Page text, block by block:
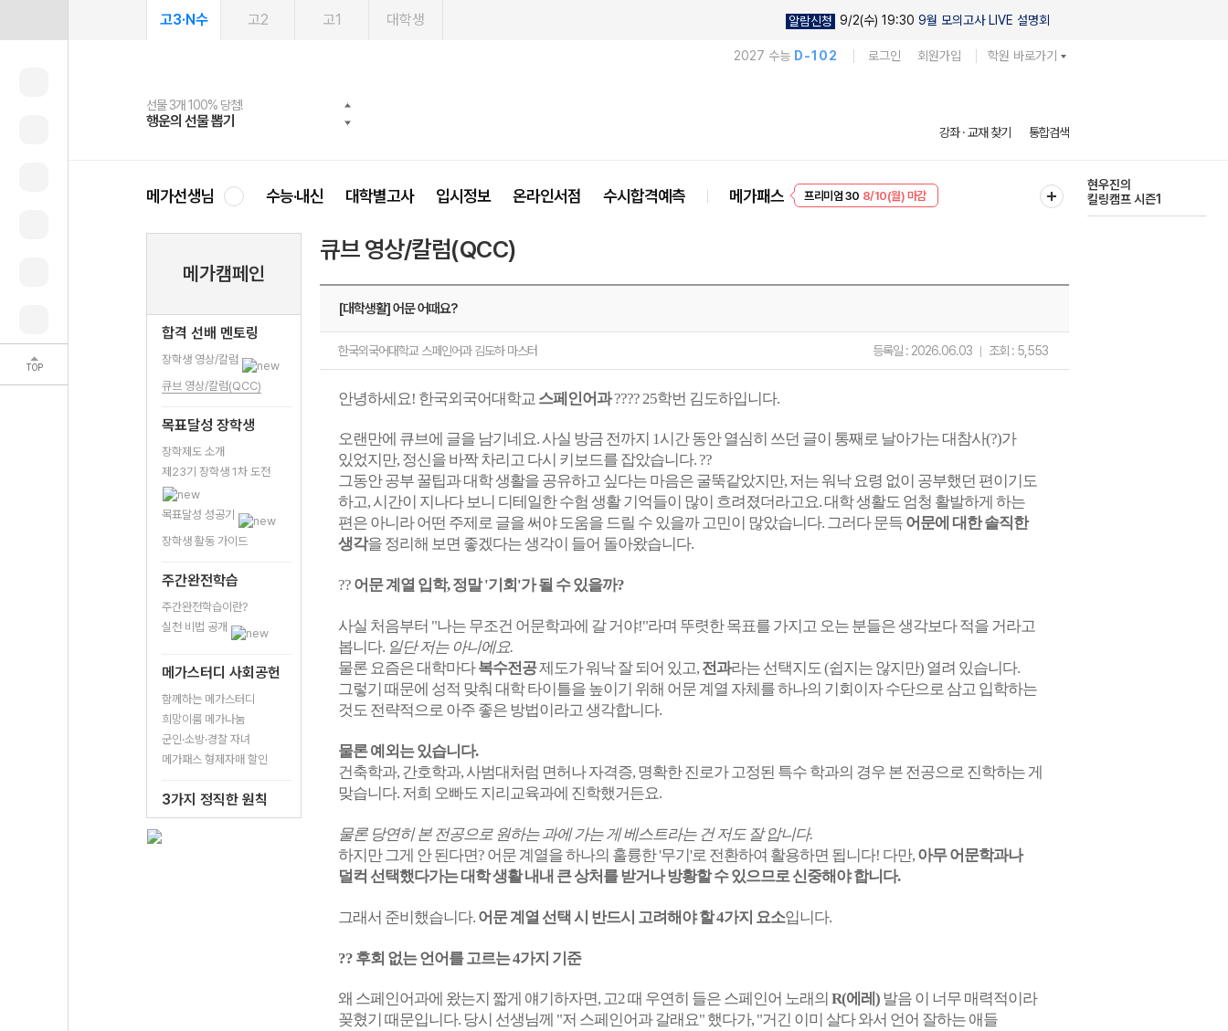
TOP
고3·N수 고2 고1 대학생 알람신청 9/2(수) 19:30 9월 모의고사 LIVE 설명회
2027 수능 D-102 로그인 회원가입 학원 바로가기
메가스터디
선물 3개 100% 당첨!
행운의 선물 뽑기
선물 100% 증정!
메가스터디 X 올리브
여름방학 스터디 캐시백
메가런 썸머스쿨
2027 러셀 단과
강사 공개선발
스마트러닝앱
설문 EVENT
메가패스
3일 무료 체험권
메가패스 수강생 무료혜택!
메가클럽 멤버십
사회공헌 캠페인
희망이룸 메가나눔
강좌 · 교재 찾기 통합검색
메가선생님 수능·내신 대학별고사 입시정보 온라인서점 수시합격예측 메가패스
EVENT 8/10(월) 마감
다채로운 난도
실전 모의고사
메가캠페인
합격 선배 멘토링
장학생 영상/칼럼
큐브 영상/칼럼(QCC)
목표달성 장학생
장학제도 소개
제23기 장학생 1차 도전
목표달성 성공기
장학생 활동 가이드
주간완전학습
주간완전학습이란?
실천 비법 공개
메가스터디 사회공헌
함께하는 메가스터디
희망이룸 메가나눔
군인·소방·경찰 자녀
메가패스 형제자매 할인
3가지 정직한 원칙
큐브 영상/칼럼(QCC)
[대학생활] 어문 어때요?
한국외국어대학교 스페인어과 김도하 마스터 등록일 : 2026.06.03 조회 : 5,553
안녕하세요! 한국외국어대학교 스페인어과???? 25학번 김도하입니다.
오랜만에 큐브에 글을 남기네요. 사실 방금 전까지 1시간 동안 열심히 쓰던 글이 통째로 날아가는 대참사(?)가
있었지만, 정신을 바짝 차리고 다시 키보드를 잡았습니다. ??
그동안 공부 꿀팁과 대학 생활을 공유하고 싶다는 마음은 굴뚝같았지만, 저는 워낙 요령 없이 공부했던 편이기도
하고, 시간이 지나다 보니 디테일한 수험 생활 기억들이 많이 흐려졌더라고요. 대학 생활도 엄청 활발하게 하는
편은 아니라 어떤 주제로 글을 써야 도움을 드릴 수 있을까 고민이 많았습니다. 그러다 문득 어문에 대한 솔직한
생각을 정리해 보면 좋겠다는 생각이 들어 돌아왔습니다.
?? 어문 계열 입학, 정말 '기회'가 될 수 있을까?
사실 처음부터 "나는 무조건 어문학과에 갈 거야!"라며 뚜렷한 목표를 가지고 오는 분들은 생각보다 적을 거라고
봅니다. 일단 저는 아니에요.
물론 요즘은 대학마다복수전공제도가 워낙 잘 되어 있고, 전과라는 선택지도 (쉽지는 않지만) 열려 있습니다.
그렇기 때문에 성적 맞춰 대학 타이틀을 높이기 위해 어문 계열 자체를 하나의 기회이자 수단으로 삼고 입학하는
것도 전략적으로 아주 좋은 방법이라고 생각합니다.
물론 예외는 있습니다.
건축학과, 간호학과, 사범대처럼 면허나 자격증, 명확한 진로가 고정된 특수 학과의 경우 본 전공으로 진학하는 게
맞습니다. 저희 오빠도 지리교육과에 진학했거든요.
물론 당연히 본 전공으로 원하는 과에 가는 게 베스트라는 건 저도 잘 압니다.
하지만 그게 안 된다면? 어문 계열을 하나의 훌륭한 '무기'로 전환하여 활용하면 됩니다! 다만, 아무 어문학과나
덜컥 선택했다가는 대학 생활 내내 큰 상처를 받거나 방황할 수 있으므로 신중해야 합니다.
그래서 준비했습니다. 어문 계열 선택 시 반드시 고려해야 할 4가지 요소입니다.
?? 후회 없는 언어를 고르는 4가지 기준
왜 스페인어과에 왔는지 짧게 얘기하자면, 고2 때 우연히 들은 스페인어 노래의 R(에레) 발음 이 너무 매력적이라
꽂혔기 때문입니다. 당시 선생님께 "저 스페인어과 갈래요" 했다가, "거긴 이미 살다 와서 언어 잘하는 애들